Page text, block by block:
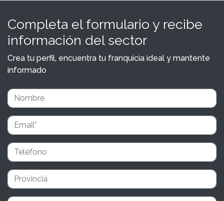
Completa el formulario y recibe
información del sector
Crea tu perfil, encuentra tu franquicia ideal y mantente
informado